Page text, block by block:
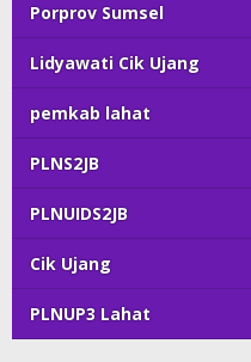
Porprov Sumsel
Lidyawati Cik Ujang
pemkab lahat
PLNS2JB
PLNUIDS2JB
Cik Ujang
PLNUP3 Lahat